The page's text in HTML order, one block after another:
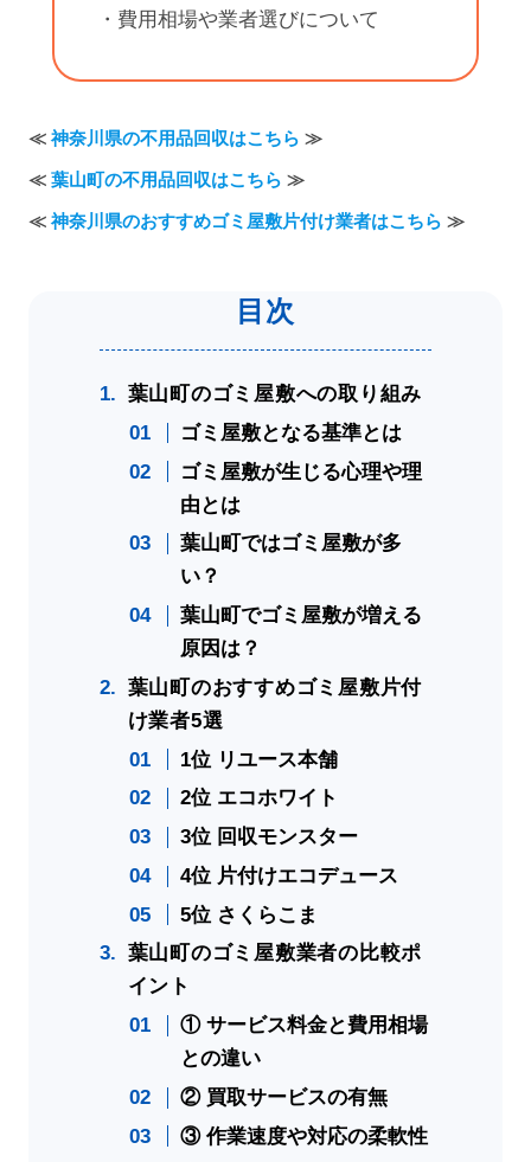
・費用相場や業者選びについて
≪ 神奈川県の不用品回収はこちら ≫
≪ 葉山町の不用品回収はこちら ≫
≪ 神奈川県のおすすめゴミ屋敷片付け業者はこちら ≫
葉山町のゴミ屋敷への取り組み
ゴミ屋敷となる基準とは
ゴミ屋敷が生じる心理や理
由とは
葉山町ではゴミ屋敷が多
い？
葉山町でゴミ屋敷が増える
原因は？
葉山町のおすすめゴミ屋敷片付
け業者5選
1位 リユース本舗
2位 エコホワイト
3位 回収モンスター
4位 片付けエコデュース
5位 さくらこま
葉山町のゴミ屋敷業者の比較ポ
イント
① サービス料金と費用相場
との違い
② 買取サービスの有無
③ 作業速度や対応の柔軟性